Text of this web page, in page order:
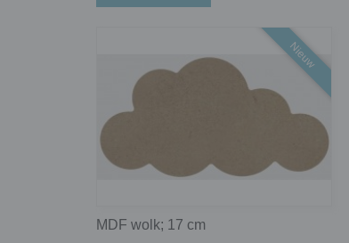
Nieuw
MDF wolk; 17 cm